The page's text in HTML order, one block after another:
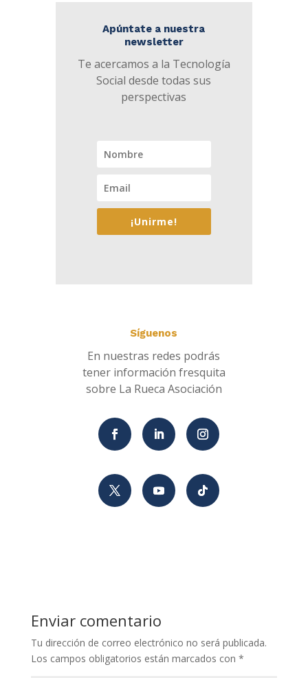
Apúntate a nuestra
newsletter
Te acercamos a la Tecnología
Social desde todas sus
perspectivas
¡Unirme!
Síguenos
En nuestras redes podrás
tener información fresquita
sobre La Rueca Asociación
Enviar comentario
Tu dirección de correo electrónico no será publicada.
Los campos obligatorios están marcados con *